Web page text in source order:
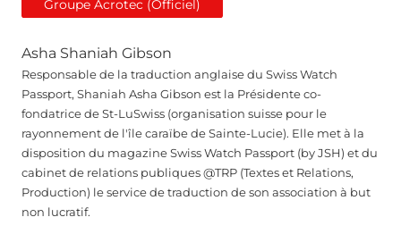
Groupe Acrotec (Officiel)
Asha Shaniah Gibson
Responsable de la traduction anglaise du Swiss Watch
Passport, Shaniah Asha Gibson est la Présidente co-
fondatrice de St-LuSwiss (organisation suisse pour le
rayonnement de l'île caraïbe de Sainte-Lucie). Elle met à la
disposition du magazine Swiss Watch Passport (by JSH) et du
cabinet de relations publiques @TRP (Textes et Relations,
Production) le service de traduction de son association à but
non lucratif.